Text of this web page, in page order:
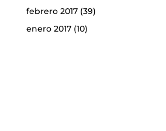
febrero 2017(39)
enero 2017(10)